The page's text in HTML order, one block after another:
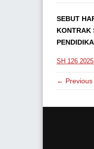
SEBUT
KONTRAK
SH 126
← Previous